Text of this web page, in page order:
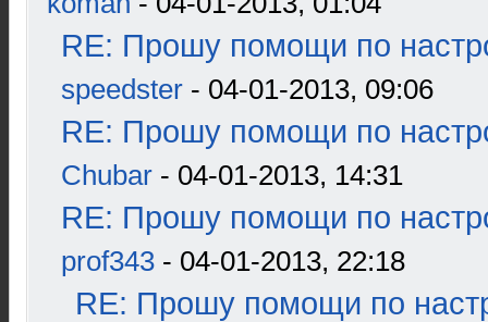
RE: Прошу помощи по
speedster - 04-01-2013, 09:06
RE: Прошу помощи по
Chubar - 04-01-2013, 14:31
RE: Прошу помощи по
prof343 - 04-01-2013, 22:18
RE: Прошу помощи по